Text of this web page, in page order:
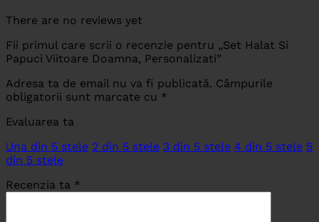
There are no reviews yet
Fii primul care scrii o recenzie pentru „Set Halat Si
Papuci Viitoare Doamna, Personalizati”
Adresa ta de email nu va fi publicată. Câmpurile
obligatorii sunt marcate cu *
Evaluarea ta
Una din 5 stele 2 din 5 stele 3 din 5 stele 4 din 5 stele 5
din 5 stele
Recenzia ta *